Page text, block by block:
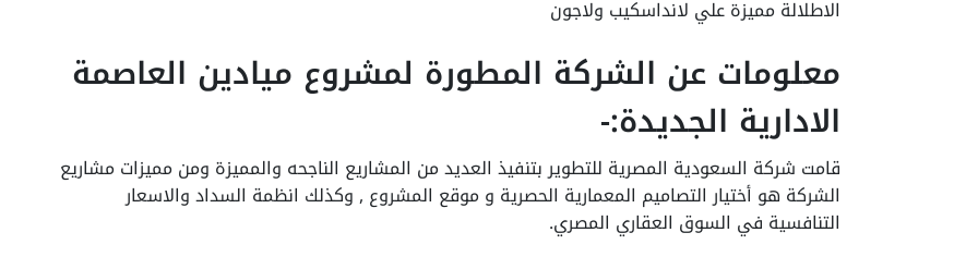
الاطلالة مميزة علي لانداسكيب ولاجون
معلومات عن الشركة المطورة لمشروع ميادين العاصمة
الادارية الجديدة:-
قامت شركة السعودية المصرية للتطوير بتنفيذ العديد من المشاريع الناجحه والمميزة ومن مميزات مشاريع
الشركة هو أختيار التصاميم المعمارية الحصرية و موقع المشروع , وكذلك انظمة السداد والاسعار
التنافسية في السوق العقاري المصري.